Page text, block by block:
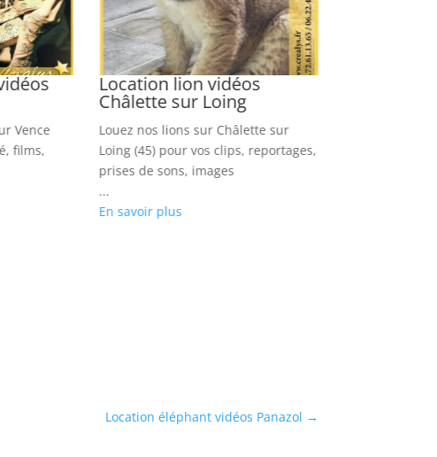
Vence
films,
Location lion vidéos
Châlette sur Loing
Louez nos lions sur Châlette sur
Loing (45) pour vos clips, reportages,
prises de sons, images
...
En savoir plus
Location éléphant vidéos Panazol →